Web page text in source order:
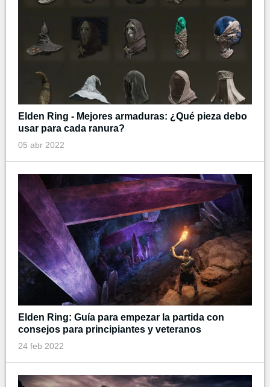
Elden Ring - Mejores armaduras: ¿Qué pieza debo
usar para cada ranura?
05 abr 2022
Elden Ring: Guía para empezar la partida con
consejos para principiantes y veteranos
24 feb 2022